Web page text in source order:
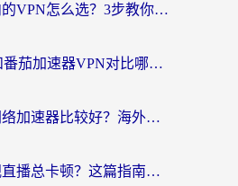
从墨西哥回国内的VPN怎么选？3步教你无缝刷剧、玩国服游戏
ChickCN VPN和番茄加速器VPN对比哪个回国效果更好？海外党亲测后的真实答案
在国外用什么网络加速器比较好？海外党亲测：从痛点到解决方案的全攻略
海外看国内电视直播总卡顿？这篇指南教你选对回国加速器，无缝追剧不发愁